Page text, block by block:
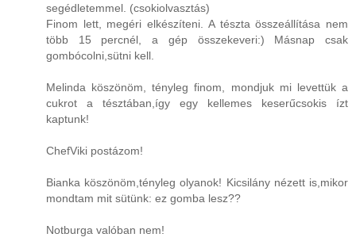
segédletemmel. (csokiolvasztás)
Finom lett, megéri elkészíteni. A tészta összeállítása nem
több 15 percnél, a gép összekeveri:) Másnap csak
gombócolni,sütni kell.
Melinda köszönöm, tényleg finom, mondjuk mi levettük a
cukrot a tésztában,így egy kellemes keserűcsokis ízt
kaptunk!
ChefViki postázom!
Bianka köszönöm,tényleg olyanok! Kicsilány nézett is,mikor
mondtam mit sütünk: ez gomba lesz??
Notburga valóban nem!